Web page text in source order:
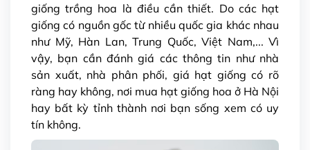
giống trồng hoa là điều cần thiết. Do các hạt
giống có nguồn gốc từ nhiều quốc gia khác nhau
như Mỹ, Hàn Lan, Trung Quốc, Việt Nam,... Vì
vậy, bạn cần đánh giá các thông tin như nhà
sản xuất, nhà phân phối, giá hạt giống có rõ
ràng hay không, nơi mua hạt giống hoa ở Hà Nội
hay bất kỳ tỉnh thành nơi bạn sống xem có uy
tín không.